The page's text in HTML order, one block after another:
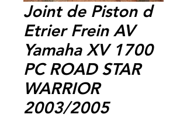
Joint de Piston d
Etrier Frein AV
Yamaha XV 1700
PC ROAD STAR
WARRIOR
2003/2005